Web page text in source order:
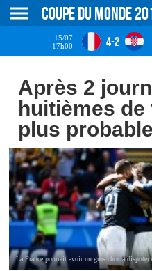
Coupe du monde
15/07
17h00
4-2
Après 2
huitièmes
plus
La France pourrait avoir un gros choc à